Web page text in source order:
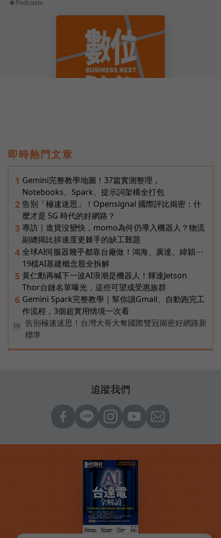
即時熱門文章
1 Gemini完整教學地圖！37篇實測整理，
Notebooks、Spark、提示詞架構全打包
2 告別「極速迷思」！Opensignal 國際評比揭密：什
麼才是 5G 時代的好網路？
3 專訪｜進貨沒變快，momo為何仍導入機器人？物流
副總揭比拚速度更棘手的缺工難題
4 全球AI伺服器幾乎都靠台廠做！鴻海、廣達、緯穎⋯
19檔AI基建概念股全拆解
5 黃仁勳再喊下一波AI浪潮是機器人！輝達Jetson
Thor台鏈名單曝光，這些可望成受惠族群
6 Gemini Spark完整教學｜幫你讀Gmail、自動跑完工
作流程，3個超實用情境一次看
PR
告別極速迷思！台灣大哥大奪國際雙冠揭密好網路新
標準
追蹤我們